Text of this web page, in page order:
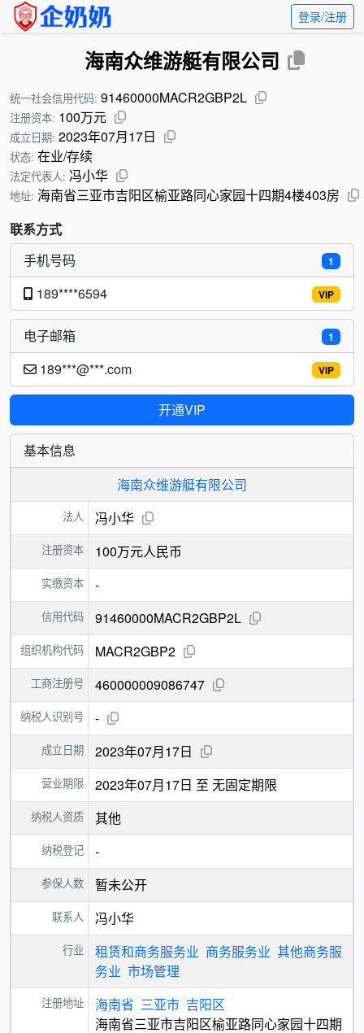
登录/注册
海南众维游艇有限公司
统一社会信用代码: 91460000MACR2GBP2L
注册资本: 100万元
成立日期: 2023年07月17日
状态: 在业/存续
法定代表人: 冯小华
地址: 海南省三亚市吉阳区榆亚路同心家园十四期4楼403房
联系方式
1
手机号码
VIP
189****6594
1
电子邮箱
VIP
189***@***.com
开通VIP
基本信息
海南众维游艇有限公司
法人 冯小华
注册资本 100万元人民币
实缴资本 -
信用代码 91460000MACR2GBP2L
组织机构代码 MACR2GBP2
工商注册号 460000009086747
纳税人识别号 -
成立日期 2023年07月17日
营业期限 2023年07月17日 至 无固定期限
纳税人资质 其他
纳税登记 -
参保人数 暂未公开
联系人 冯小华
行业 租赁和商务服务业 商务服务业 其他商务服
务业 市场管理
注册地址 海南省 三亚市 吉阳区
海南省三亚市吉阳区榆亚路同心家园十四期